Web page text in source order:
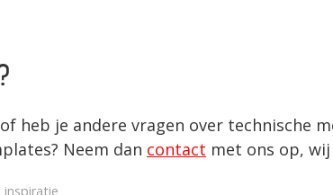
heb je andere vragen over technische
Neem dan contact met ons op,
inspiratie